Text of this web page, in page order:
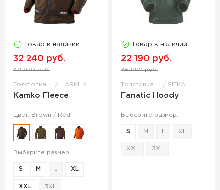
Товар в наличии
32 240 руб.
42 990 руб.
Толстовка HARKILA
Kamko Fleece
Цвет: Brown / Red
Выберите размер:
S M XL
XXL 3XL
Товар в наличии
22 190 руб.
36 990 руб.
Толстовка SITKA
Fanatic Hoody
Выберите размер:
S M XL
XXL 3XL